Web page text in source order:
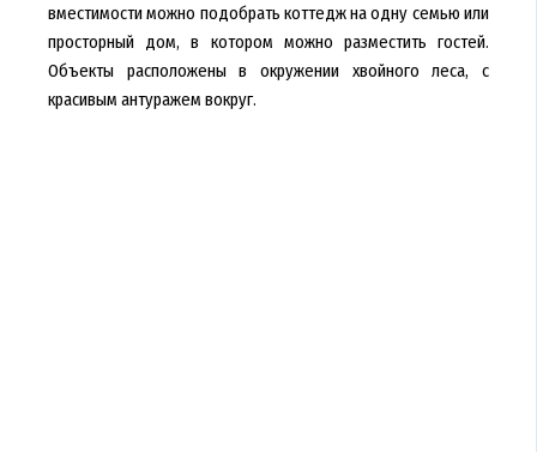
вместимости можно подобрать коттедж на одну семью или
просторный дом, в котором можно разместить гостей.
Объекты расположены в окружении хвойного леса, с
красивым антуражем вокруг.